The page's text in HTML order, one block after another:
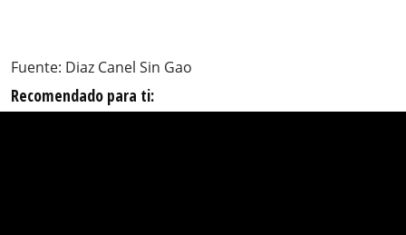
Fuente: Diaz Canel Sin Gao
Recomendado para ti: